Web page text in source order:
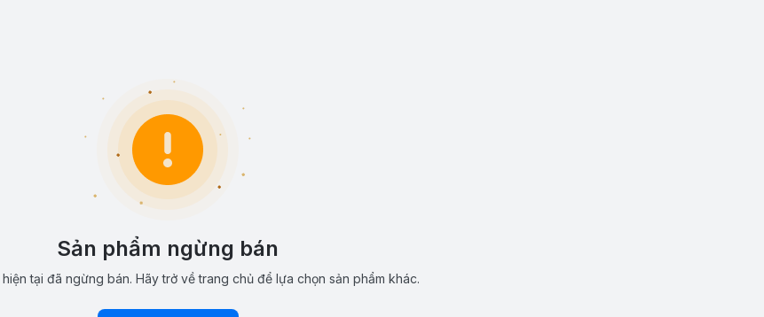
Sản phẩm ngừng bán
tại đã ngừng bán. Hãy trở về trang chủ để lựa chọn sản phẩm khác.